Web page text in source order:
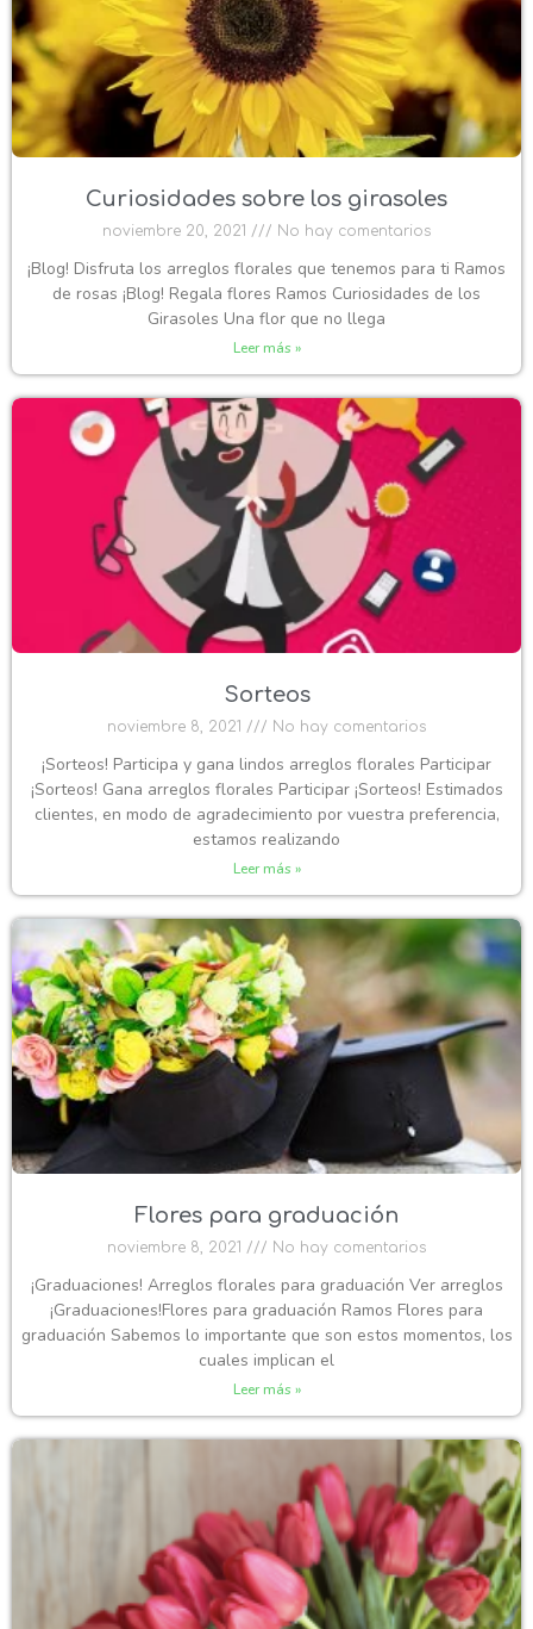
Curiosidades sobre los girasoles
noviembre 20, 2021 No hay comentarios
¡Blog! Disfruta los arreglos florales que tenemos para ti Ramos
de rosas ¡Blog! Regala flores Ramos Curiosidades de los
Girasoles Una flor que no llega
Leer más »
Sorteos
noviembre 8, 2021 No hay comentarios
¡Sorteos! Participa y gana lindos arreglos florales Participar
¡Sorteos! Gana arreglos florales Participar ¡Sorteos! Estimados
clientes, en modo de agradecimiento por vuestra preferencia,
estamos realizando
Leer más »
Flores para graduación
noviembre 8, 2021 No hay comentarios
¡Graduaciones! Arreglos florales para graduación Ver arreglos
¡Graduaciones!Flores para graduación Ramos Flores para
graduación Sabemos lo importante que son estos momentos, los
cuales implican el
Leer más »